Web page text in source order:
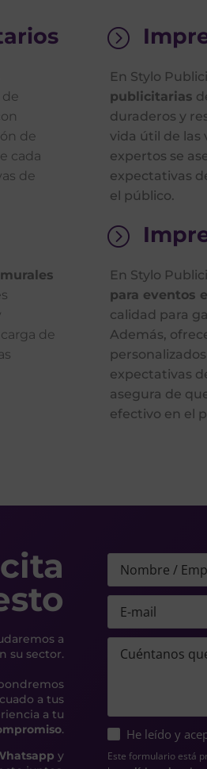
de
de
cada
de
=
En Stylo
publicitarias
duraderos y
vida útil de las
expertos se
expectativas
el público.
de
=
En Stylo
para eventos
calidad para
Además,
expectativas
asegura de
efectivo en el
a
su sector.
a tus
a tu
.
y
He leído y
Este formulario está